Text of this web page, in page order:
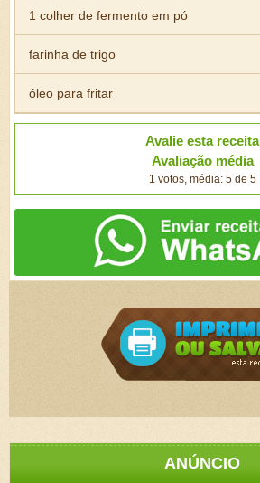
1 colher de fermento em pó
farinha de trigo
óleo para fritar
Avalie esta receita
Avaliação média
1 votos, média: 5 de 5
ANÚNCIO